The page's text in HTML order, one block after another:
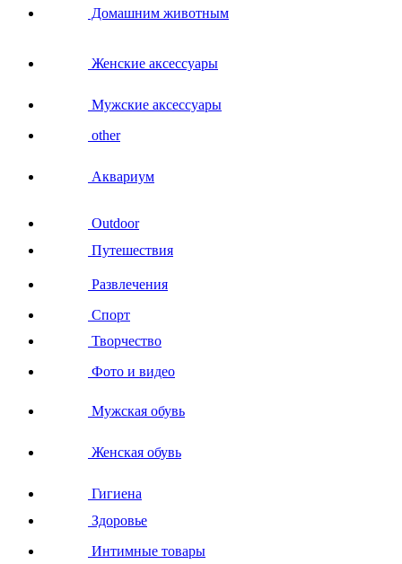
Домашним животным
Женские аксессуары
Мужские аксессуары
other
Аквариум
Outdoor
Путешествия
Развлечения
Спорт
Творчество
Фото и видео
Мужская обувь
Женская обувь
Гигиена
Здоровье
Интимные товары